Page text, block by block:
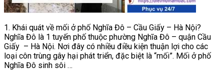
Giấy
–
Nội
1. Khái quát về mối ở phố Nghĩa Đô – Cầu Giấy – Hà Nội?
Nghĩa Đô là 1 tuyến phố thuộc phường Nghĩa Đô – quận Cầu
Giấy – Hà Nội. Nơi đây có nhiều điều kiện thuận lợi cho các
loại côn trùng gây hại phát triển, đặc biệt là “mối”. Mối ở phố
Nghĩa Đô sinh sôi …